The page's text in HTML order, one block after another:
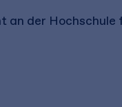
der